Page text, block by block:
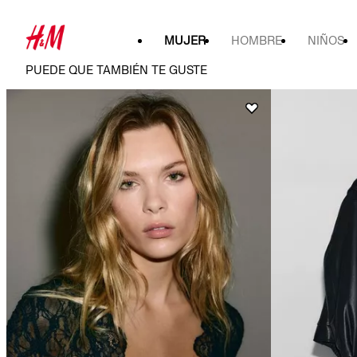
MUJER HOMBRE NIÑOS
PUEDE QUE TAMBIÉN TE GUSTE